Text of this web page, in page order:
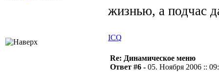
жизнью, а подчас
ICQ
Re: Динамическое меню
Ответ #6 - 05. Ноября 2006 ::